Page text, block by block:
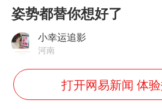
方桃子代言
外国游客的
姿势都替你想好了
小幸运追影
河南
打开网易新闻 体